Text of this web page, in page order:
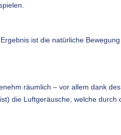
ist die natürliche
räumlich – vor allem dank
die Luftgeräusche, welche durch